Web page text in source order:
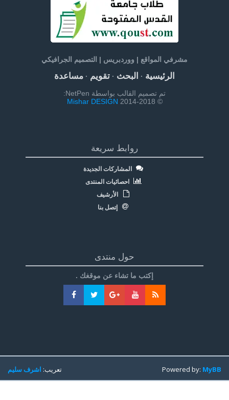
مشرفي المواقع | ووردبريس | التصميم الجرافيكي
الرئيسية· البحث· تقويم· مساعدة
تم تصميم القالب بواسطة NetPen:
© 2014-2018
Mishar DESIGN
روابط سريعة
المشاركات الجديدة
احصائيات المنتدى
الأرشيف
إتصل بنا
حول منتدى
إكتب ما تشاء عن موقغك .
تعريب:اشرف سليم Powered by:MyBB